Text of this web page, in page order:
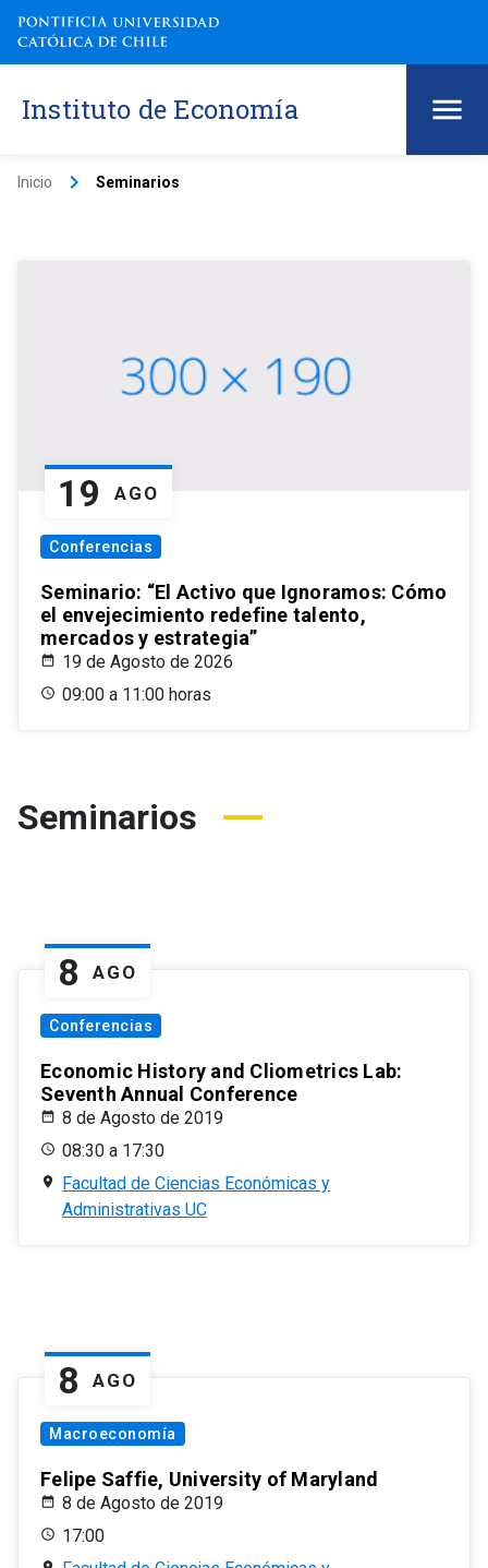
Instituto de Economía
Inicio keyboard_arrow_right Seminarios
19 AGO
Conferencias
Seminario: “El Activo que Ignoramos: Cómo
el envejecimiento redefine talento,
mercados y estrategia”
19 de Agosto de 2026
09:00 a 11:00 horas
Seminarios
8 AGO
Conferencias
Economic History and Cliometrics Lab:
Seventh Annual Conference
8 de Agosto de 2019
08:30 a 17:30
Facultad de Ciencias Económicas y
Administrativas UC
8 AGO
Macroeconomía
Felipe Saffie, University of Maryland
8 de Agosto de 2019
17:00